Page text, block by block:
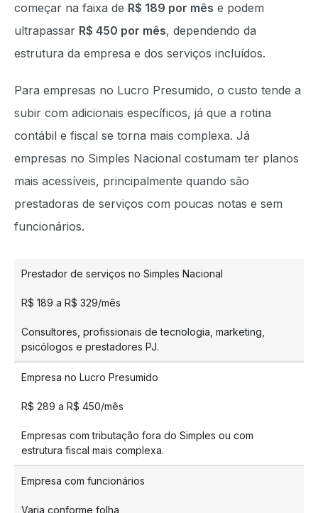
começar na faixa de R$ 189 por mês e podem
ultrapassar R$ 450 por mês, dependendo da
estrutura da empresa e dos serviços incluídos.
Para empresas no Lucro Presumido, o custo tende a
subir com adicionais específicos, já que a rotina
contábil e fiscal se torna mais complexa. Já
empresas no Simples Nacional costumam ter planos
mais acessíveis, principalmente quando são
prestadoras de serviços com poucas notas e sem
funcionários.
Prestador de serviços no Simples Nacional
R$ 189 a R$ 329/mês
Consultores, profissionais de tecnologia, marketing,
psicólogos e prestadores PJ.
Empresa no Lucro Presumido
R$ 289 a R$ 450/mês
Empresas com tributação fora do Simples ou com
estrutura fiscal mais complexa.
Empresa com funcionários
Varia conforme folha